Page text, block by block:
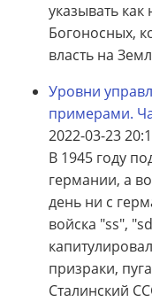
указывать
Богоносных,
власть на
Уровни
примерами.
2022-03-23
В 1945 году
германии, а
день ни с
войска "ss",
призраки,
Сталинский